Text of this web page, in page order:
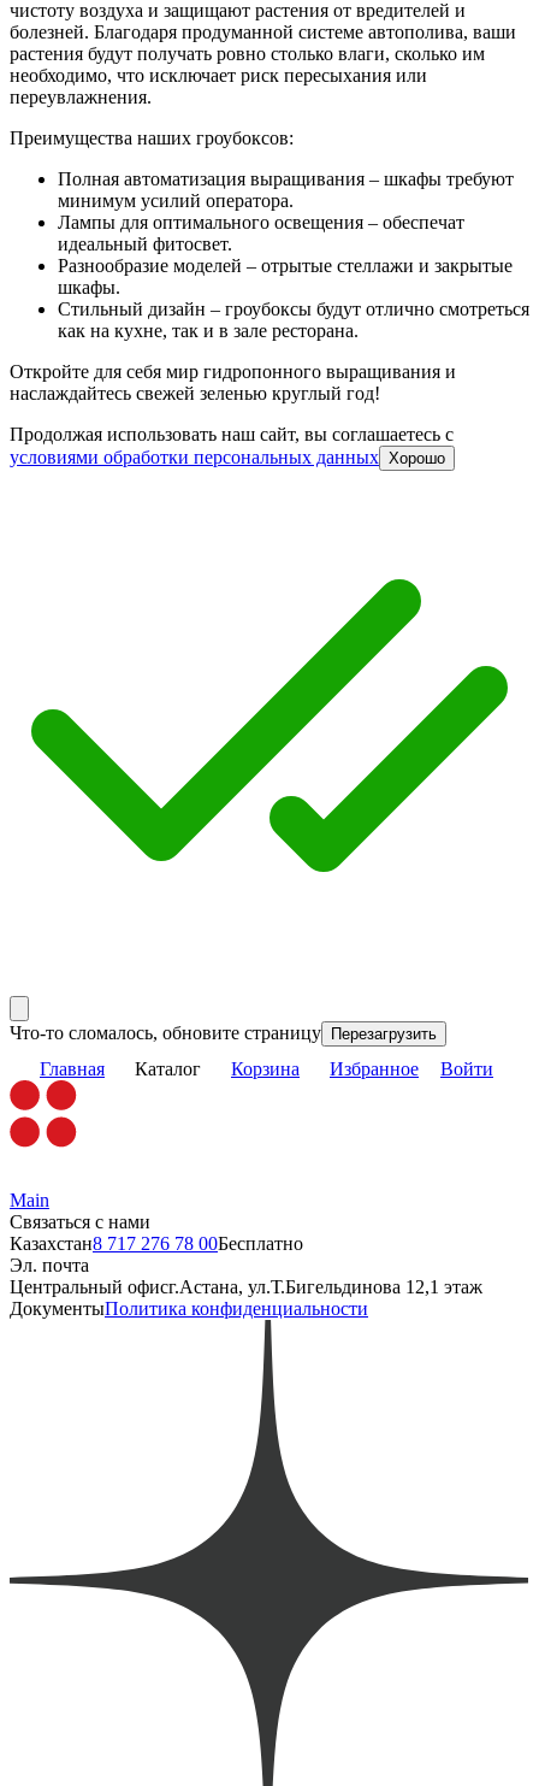
чистоту воздуха и защищают растения от вредителей и
болезней. Благодаря продуманной системе автополива, ваши
растения будут получать ровно столько влаги, сколько им
необходимо, что исключает риск пересыхания или
переувлажнения.
Преимущества наших гроубоксов:
Полная автоматизация выращивания – шкафы требуют
минимум усилий оператора.
Лампы для оптимального освещения – обеспечат
идеальный фитосвет.
Разнообразие моделей – отрытые стеллажи и закрытые
шкафы.
Стильный дизайн – гроубоксы будут отлично смотреться
как на кухне, так и в зале ресторана.
Откройте для себя мир гидропонного выращивания и
наслаждайтесь свежей зеленью круглый год!
Продолжая использовать наш сайт, вы соглашаетесь c
условиями обработки персональных данных Хорошо
Что-то сломалось, обновите страницу Перезагрузить
Главная Каталог Корзина Избранное Войти
Main
Связаться с нами
Казахстан8 717 276 78 00Бесплатно
Эл. почта
Центральный офисг.Астана, ул.Т.Бигельдинова 12,1 этаж
ДокументыПолитика конфиденциальности